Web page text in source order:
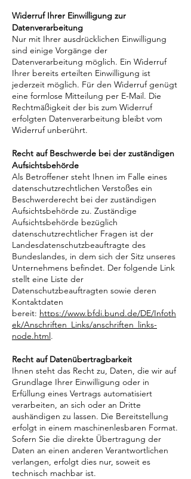
Widerruf Ihrer Einwilligung zur
Datenverarbeitung
Nur mit Ihrer ausdrücklichen Einwilligung
sind einige Vorgänge der
Datenverarbeitung möglich. Ein Widerruf
Ihrer bereits erteilten Einwilligung ist
jederzeit möglich. Für den Widerruf genügt
eine formlose Mitteilung per E-Mail. Die
Rechtmäßigkeit der bis zum Widerruf
erfolgten Datenverarbeitung bleibt vom
Widerruf unberührt.
Recht auf Beschwerde bei der zuständigen
Aufsichtsbehörde
Als Betroffener steht Ihnen im Falle eines
datenschutzrechtlichen Verstoßes ein
Beschwerderecht bei der zuständigen
Aufsichtsbehörde zu. Zuständige
Aufsichtsbehörde bezüglich
datenschutzrechtlicher Fragen ist der
Landesdatenschutzbeauftragte des
Bundeslandes, in dem sich der Sitz unseres
Unternehmens befindet. Der folgende Link
stellt eine Liste der
Datenschutzbeauftragten sowie deren
Kontaktdaten
bereit: https://www.bfdi.bund.de/DE/Infoth
ek/Anschriften_Links/anschriften_links-
node.html.
Recht auf Datenübertragbarkeit
Ihnen steht das Recht zu, Daten, die wir auf
Grundlage Ihrer Einwilligung oder in
Erfüllung eines Vertrags automatisiert
verarbeiten, an sich oder an Dritte
aushändigen zu lassen. Die Bereitstellung
erfolgt in einem maschinenlesbaren Format.
Sofern Sie die direkte Übertragung der
Daten an einen anderen Verantwortlichen
verlangen, erfolgt dies nur, soweit es
technisch machbar ist.